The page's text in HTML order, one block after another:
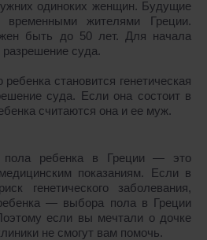
одиноких женщин. Будущие
временными жителями Греции.
быть до 50 лет. Для начала
суда.
становится генетическая
суда. Если она состоит в
считаются она и ее муж.
пола ребенка в Греции ― это
показаниям. Если в
генетического заболевания,
― выбора пола в Греции
если вы мечтали о дочке
не смогут вам помочь.